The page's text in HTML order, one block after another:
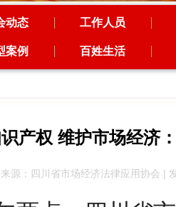
动态 工作人员
案例 百姓生活
产权 维护市场经济
源：四川省市场经济法律应用协会 |